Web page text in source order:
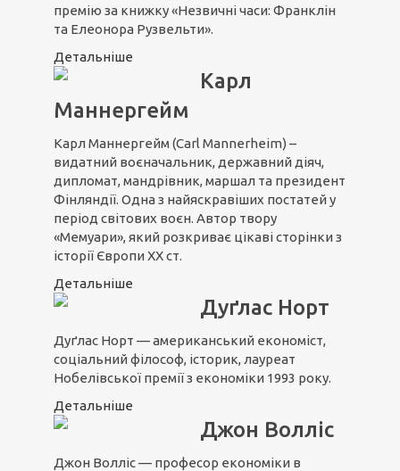
премію за книжку «Незвичні часи: Франклін
та Елеонора Рузвельти».
Детальніше
Карл
Маннергейм
Карл Маннергейм (Carl Mannerheim) –
видатний воєначальник, державний діяч,
дипломат, мандрівник, маршал та президент
Фінляндії. Одна з найяскравіших постатей у
період світових воєн. Автор твору
«Мемуари», який розкриває цікаві сторінки з
історії Європи XX ст.
Детальніше
Дуґлас Норт
Дуґлас Норт — американський економіст,
соціальний філософ, історик, лауреат
Нобелівської премії з економіки 1993 року.
Детальніше
Джон Волліс
Джон Волліс — професор економіки в